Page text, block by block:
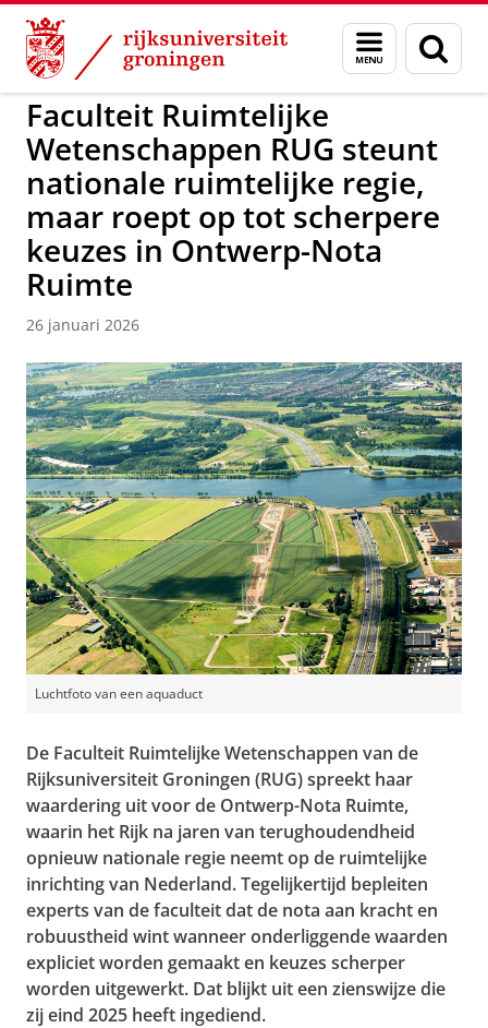
Skip
Content
Skip
Navigation
Menu
en
zoeken
Over ons Faculteit Ruimtelijke Wetenschappen
Faculteit Ruimtelijke
Wetenschappen RUG steunt
nationale ruimtelijke regie,
maar roept op tot scherpere
keuzes in Ontwerp-Nota
Ruimte
26 januari 2026
Luchtfoto van een aquaduct
De Faculteit Ruimtelijke Wetenschappen van de
Rijksuniversiteit Groningen (RUG) spreekt haar
waardering uit voor de Ontwerp-Nota Ruimte,
waarin het Rijk na jaren van terughoudendheid
opnieuw nationale regie neemt op de ruimtelijke
inrichting van Nederland. Tegelijkertijd bepleiten
experts van de faculteit dat de nota aan kracht en
robuustheid wint wanneer onderliggende waarden
expliciet worden gemaakt en keuzes scherper
worden uitgewerkt. Dat blijkt uit een zienswijze die
zij eind 2025 heeft ingediend.